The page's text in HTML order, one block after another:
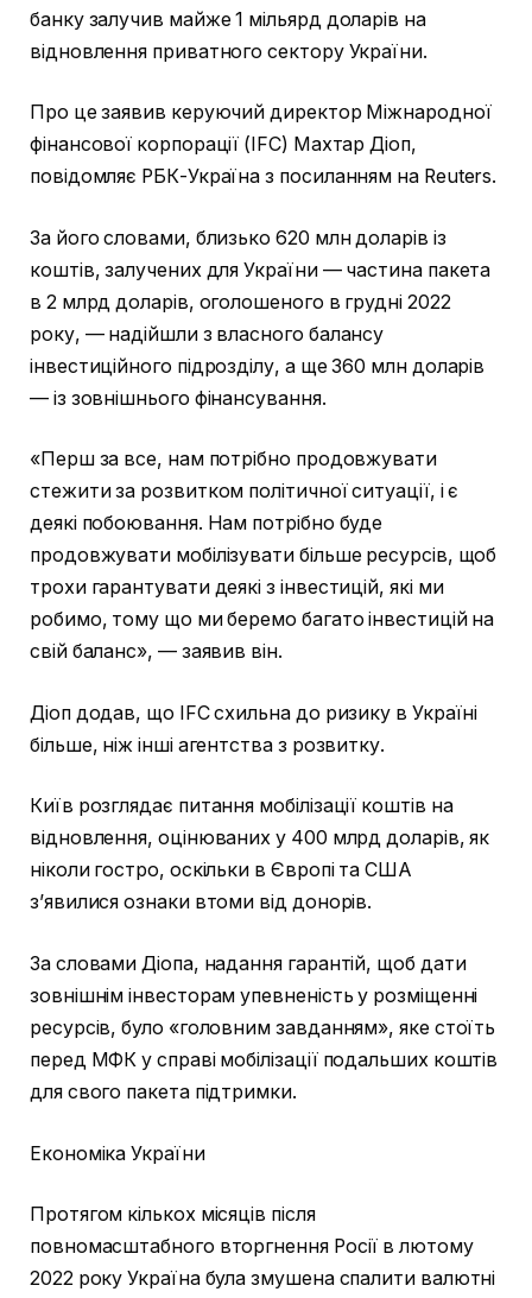
банку залучив майже 1 мільярд доларів на
відновлення приватного сектору України.
Про це заявив керуючий директор Міжнародної
фінансової корпорації (IFC) Махтар Діоп,
повідомляє РБК-Україна з посиланням на Reuters.
За його словами, близько 620 млн доларів із
коштів, залучених для України — частина пакета
в 2 млрд доларів, оголошеного в грудні 2022
року, — надійшли з власного балансу
інвестиційного підрозділу, а ще 360 млн доларів
— із зовнішнього фінансування.
«Перш за все, нам потрібно продовжувати
стежити за розвитком політичної ситуації, і є
деякі побоювання. Нам потрібно буде
продовжувати мобілізувати більше ресурсів, щоб
трохи гарантувати деякі з інвестицій, які ми
робимо, тому що ми беремо багато інвестицій на
свій баланс», — заявив він.
Діоп додав, що IFC схильна до ризику в Україні
більше, ніж інші агентства з розвитку.
Київ розглядає питання мобілізації коштів на
відновлення, оцінюваних у 400 млрд доларів, як
ніколи гостро, оскільки в Європі та США
з’явилися ознаки втоми від донорів.
За словами Діопа, надання гарантій, щоб дати
зовнішнім інвесторам упевненість у розміщенні
ресурсів, було «головним завданням», яке стоїть
перед МФК у справі мобілізації подальших коштів
для свого пакета підтримки.
Економіка України
Протягом кількох місяців після
повномасштабного вторгнення Росії в лютому
2022 року Україна була змушена спалити валютні